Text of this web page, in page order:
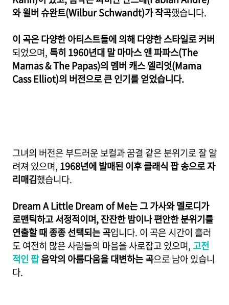
와 윌버 슈완트(Wilbur Schwandt)가 작곡했습니다.
이 곡은 다양한 아티스트들에 의해 다양한 스타일로 커버
되었으며, 특히 1960년대 말 마마스 앤 파파스(The
Mamas & The Papas)의 멤버 캐스 엘리엇(Mama
Cass Elliot)의 버전으로 큰 인기를 얻었습니다.
그녀의 버전은 부드러운 보컬과 꿈결 같은 분위기로 잘 알
려져 있으며, 1968년에 발매된 이후 클래식 팝 송으로 자
리매김했습니다.
Dream A Little Dream of Me는 그 가사와 멜로디가
로맨틱하고 서정적이며, 잔잔한 밤이나 편안한 분위기를
연출할 때 종종 선택되는 곡입니다. 이 곡은 시간이 흘러
도 여전히 많은 사람들의 마음을 사로잡고 있으며, 고전
적인 팝음악의 아름다움을 대변하는 곡으로 남아 있습니
다.